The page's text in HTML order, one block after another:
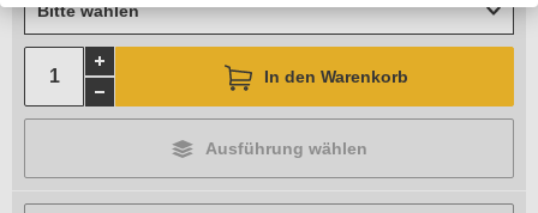
Bitte wählen
In den Warenkorb
Ausführung wählen